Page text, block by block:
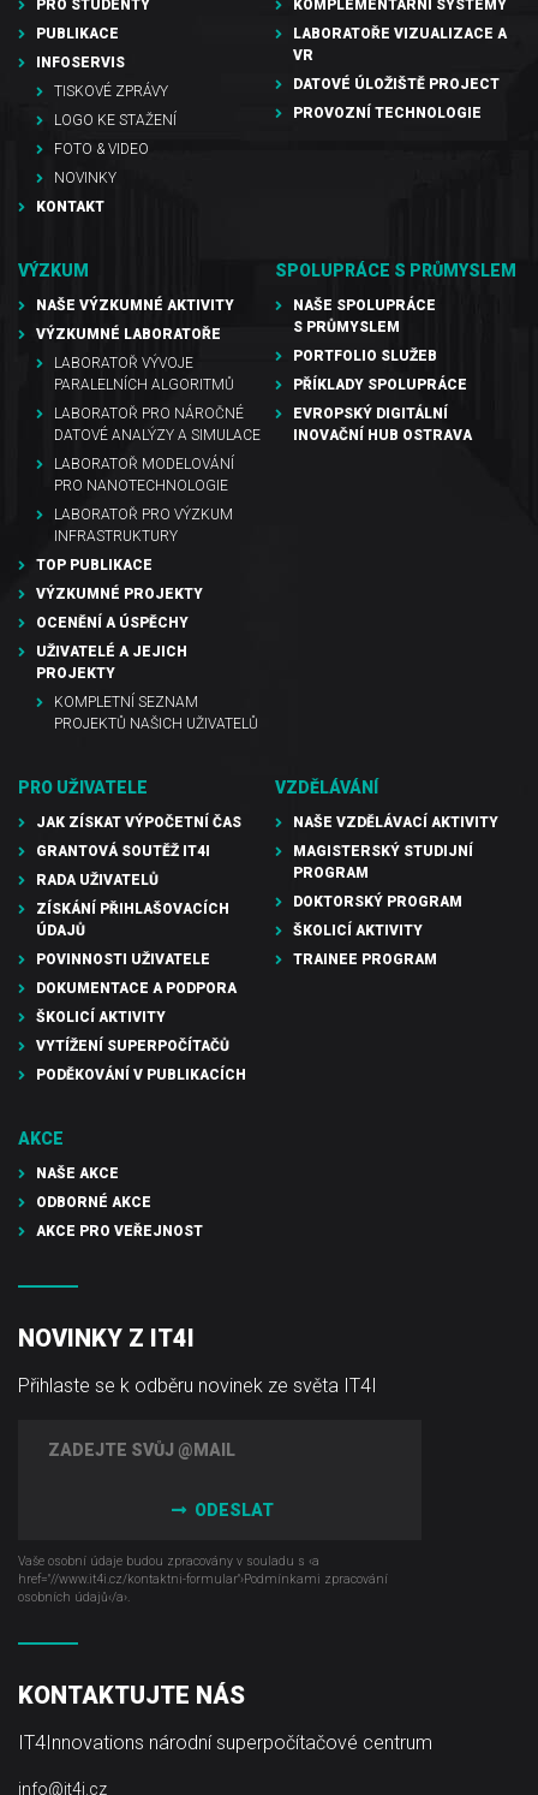
PRO STUDENTY
PUBLIKACE
INFOSERVIS
TISKOVÉ ZPRÁVY
LOGO KE STAŽENÍ
FOTO & VIDEO
NOVINKY
KONTAKT
KOMPLEMENTÁRNÍ SYSTÉMY
LABORATOŘE VIZUALIZACE A
VR
DATOVÉ ÚLOŽIŠTĚ PROJECT
PROVOZNÍ TECHNOLOGIE
VÝZKUM
NAŠE VÝZKUMNÉ AKTIVITY
VÝZKUMNÉ LABORATOŘE
LABORATOŘ VÝVOJE
PARALELNÍCH ALGORITMŮ
LABORATOŘ PRO NÁROČNÉ
DATOVÉ ANALÝZY A SIMULACE
LABORATOŘ MODELOVÁNÍ
PRO NANOTECHNOLOGIE
LABORATOŘ PRO VÝZKUM
INFRASTRUKTURY
TOP PUBLIKACE
VÝZKUMNÉ PROJEKTY
OCENĚNÍ A ÚSPĚCHY
UŽIVATELÉ A JEJICH
PROJEKTY
KOMPLETNÍ SEZNAM
PROJEKTŮ NAŠICH UŽIVATELŮ
SPOLUPRÁCE S PRŮMYSLEM
NAŠE SPOLUPRÁCE
S PRŮMYSLEM
PORTFOLIO SLUŽEB
PŘÍKLADY SPOLUPRÁCE
EVROPSKÝ DIGITÁLNÍ
INOVAČNÍ HUB OSTRAVA
PRO UŽIVATELE
JAK ZÍSKAT VÝPOČETNÍ ČAS
GRANTOVÁ SOUTĚŽ IT4I
RADA UŽIVATELŮ
ZÍSKÁNÍ PŘIHLAŠOVACÍCH
ÚDAJŮ
POVINNOSTI UŽIVATELE
DOKUMENTACE A PODPORA
ŠKOLICÍ AKTIVITY
VYTÍŽENÍ SUPERPOČÍTAČŮ
PODĚKOVÁNÍ V PUBLIKACÍCH
VZDĚLÁVÁNÍ
NAŠE VZDĚLÁVACÍ AKTIVITY
MAGISTERSKÝ STUDIJNÍ
PROGRAM
DOKTORSKÝ PROGRAM
ŠKOLICÍ AKTIVITY
TRAINEE PROGRAM
AKCE
NAŠE AKCE
ODBORNÉ AKCE
AKCE PRO VEŘEJNOST
KONTAKTUJTE NÁS
IT4Innovations národní superpočítačové centrum
info@it4i.cz
NOVINKY Z IT4I
Přihlaste se k odběru novinek ze světa IT4I
ODESLAT
Vaše osobní údaje budou zpracovány v souladu s ‹a
href="//www.it4i­.cz/kontaktni-formular"›Podmínkami zpracování
osobních údajů‹/a›.